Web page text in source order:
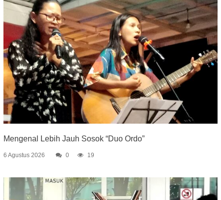
Mengenal Lebih Jauh Sosok “Duo Ordo”
6 Agustus 2026 0 19